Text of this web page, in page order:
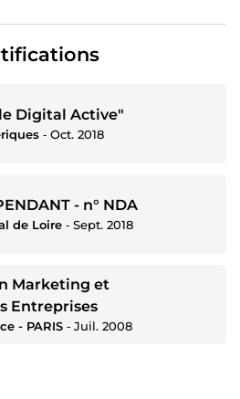
Digital Active"
‐ Oct. 2018
- n° NDA
de Loire ‐ Sept. 2018
Marketing et
Entreprises
- PARIS ‐ Juil. 2008